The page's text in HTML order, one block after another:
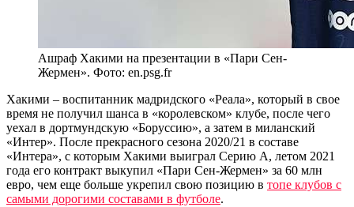
Ашраф Хакими на презентации в «Пари Сен-
Жермен». Фото: en.psg.fr
Хакими – воспитанник мадридского «Реала», который в свое
время не получил шанса в «королевском» клубе, после чего
уехал в дортмундскую «Боруссию», а затем в миланский
«Интер». После прекрасного сезона 2020/21 в составе
«Интера», с которым Хакими выиграл Серию А, летом 2021
года его контракт выкупил «Пари Сен-Жермен» за 60 млн
евро, чем еще больше укрепил свою позицию в топе клубов с
самыми дорогими составами в футболе.